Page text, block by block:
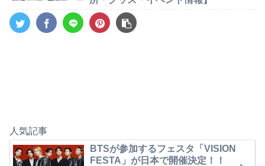
人気記事
BTSが参加するフェスタ「VISION
FESTA」が日本で開催決定！！